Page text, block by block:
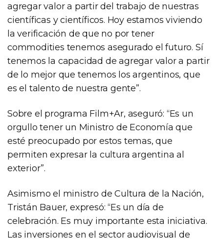
agregar valor a partir del trabajo de nuestras
científicas y científicos. Hoy estamos viviendo
la verificación de que no por tener
commodities tenemos asegurado el futuro. Sí
tenemos la capacidad de agregar valor a partir
de lo mejor que tenemos los argentinos, que
es el talento de nuestra gente”.
Sobre el programa Film+Ar, aseguró: “Es un
orgullo tener un Ministro de Economía que
esté preocupado por estos temas, que
permiten expresar la cultura argentina al
exterior”.
Asimismo el ministro de Cultura de la Nación,
Tristán Bauer, expresó: “Es un día de
celebración. Es muy importante esta iniciativa.
Las inversiones en el sector audiovisual de